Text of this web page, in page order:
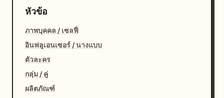
หัวข้อ
ภาพบุคคล / เซลฟี่
อินฟลูเอนเซอร์ / นางแบบ
ตัวละคร
กลุ่ม / คู่
ผลิตภัณฑ์